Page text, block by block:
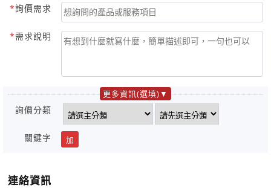
詢價需求
需求說明
更多資訊(選填)
詢價分類
關鍵字 加
連絡資訊